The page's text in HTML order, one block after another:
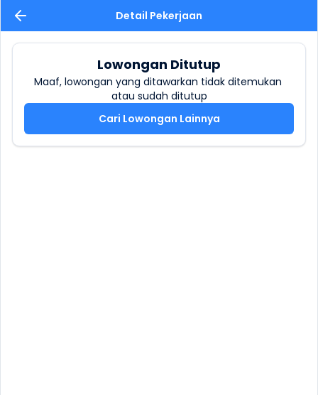
Detail Pekerjaan
Lowongan Ditutup
Maaf, lowongan yang ditawarkan tidak ditemukan
atau sudah ditutup
Cari Lowongan Lainnya